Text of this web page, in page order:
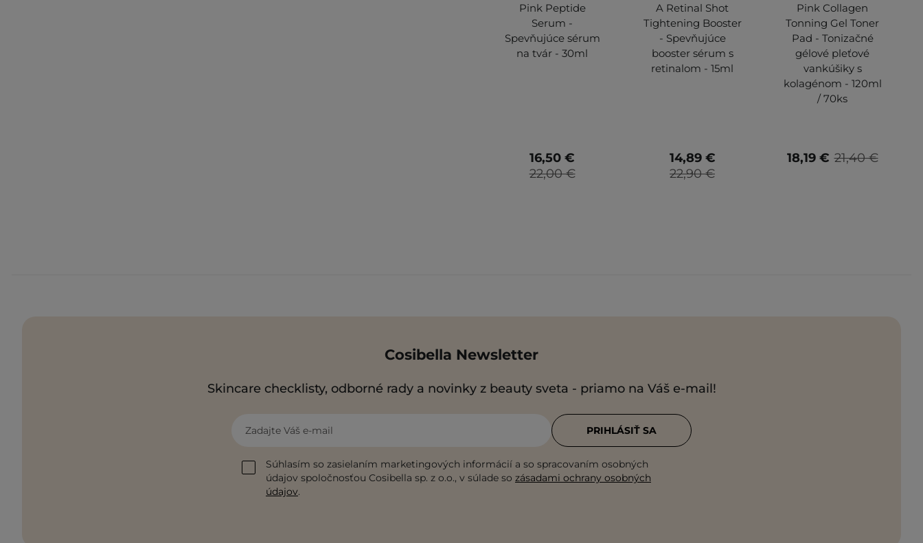
Pink Peptide
Serum -
Spevňujúce sérum
na tvár - 30ml
22,00 €
16,50 €
A Retinal Shot
Tightening Booster
- Spevňujúce
booster sérum s
retinalom - 15ml
22,90 €
14,89 €
Pink Collagen
Tonning Gel Toner
Pad - Tonizačné
gélové pleťové
vankúšiky s
kolagénom - 120ml
/ 70ks
21,40 €
18,19 €
Cosibella Newsletter
Skincare checklisty, odborné rady a novinky z beauty sveta - priamo na Váš e-mail!
Zadajte Váš e-mail
Súhlasím so zasielaním marketingových informácií a so spracovaním osobných
údajov spoločnosťou Cosibella sp. z o.o., v súlade so zásadami ochrany osobných
údajov.
PRIHLÁSIŤ SA